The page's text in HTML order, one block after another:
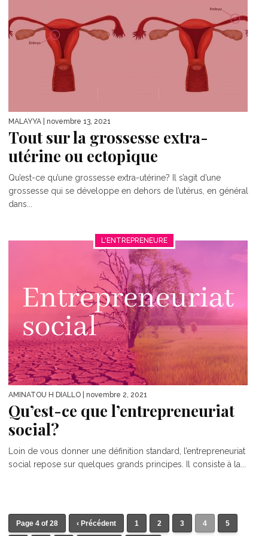
MALAYYA | novembre 13, 2021
Tout sur la grossesse extra-
utérine ou ectopique
Qu’est-ce qu’une grossesse extra-utérine? Il s’agit d’une
grossesse qui se développe en dehors de l’utérus, en général
dans...
L'ENTREPRENEURE
AMINATOU H DIALLO | novembre 2, 2021
Qu’est-ce que l’entrepreneuriat
social?
Loin de vous donner une définition standard, l’entrepreneuriat
social repose sur quelques grands principes. Il consiste à la...
Page 4 of 28 ‹ Précédent 1 2 3 4 5